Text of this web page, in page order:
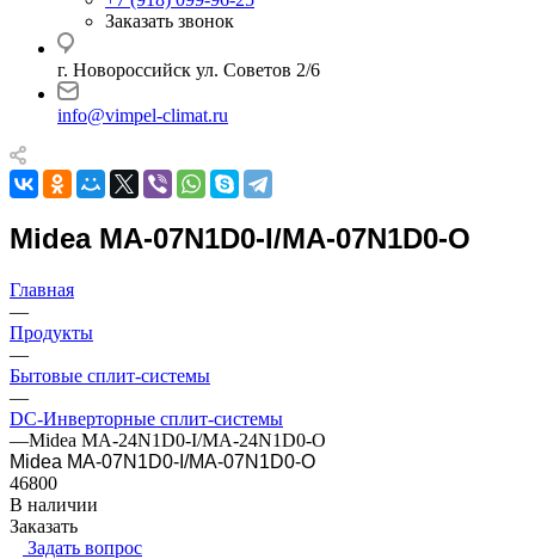
Заказать звонок
г. Новороссийск ул. Советов 2/6
info@vimpel-climat.ru
Midea MA-07N1D0-I/MA-07N1D0-O
Главная
—
Продукты
—
Бытовые сплит-системы
—
DC-Инверторные сплит-системы
—Midea MA-24N1D0-I/MA-24N1D0-O
Midea MA-07N1D0-I/MA-07N1D0-O
46800
В наличии
Заказать
Задать вопрос